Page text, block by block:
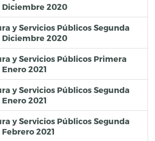
Diciembre 2020
y Servicios Públicos Segunda
Diciembre 2020
y Servicios Públicos Primera
2021
y Servicios Públicos Segunda
2021
y Servicios Públicos Segunda
2021